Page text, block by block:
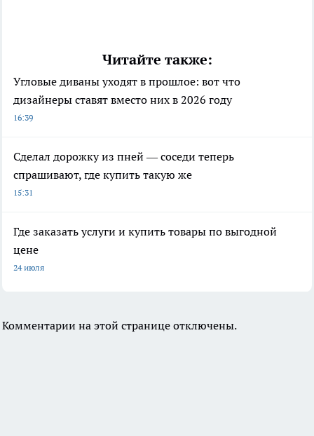
Читайте также:
Угловые диваны уходят в прошлое: вот что
дизайнеры ставят вместо них в 2026 году
16:39
Сделал дорожку из пней — соседи теперь
спрашивают, где купить такую же
15:31
Где заказать услуги и купить товары по выгодной
цене
24 июля
Комментарии на этой странице отключены.